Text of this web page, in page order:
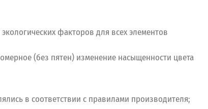
факторов для всех элементов
(без пятен) изменение насыщенности цвета
в соответствии с правилами производителя;